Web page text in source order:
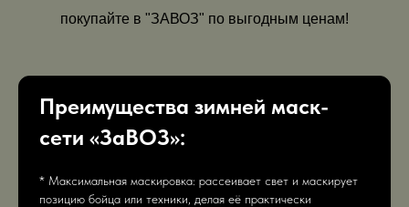
покупайте в "ЗАВОЗ" по выгодным ценам!
Преимущества зимней маск-
сети «ЗаВОЗ»:
* Максимальная маскировка: рассеивает свет и маскирует
позицию бойца или техники, делая её практически